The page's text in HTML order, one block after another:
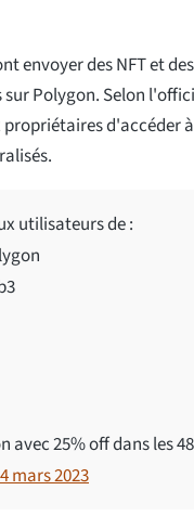
envoyer des NFT et
sur Polygon. Selon
d'accéder
utilisateurs de :
25% off dans les
mars 2023